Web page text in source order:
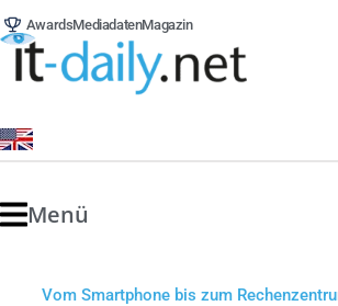
AwardsMediadatenMagazin
Menü
Vom Smartphone bis zum